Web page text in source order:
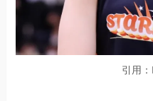
引用